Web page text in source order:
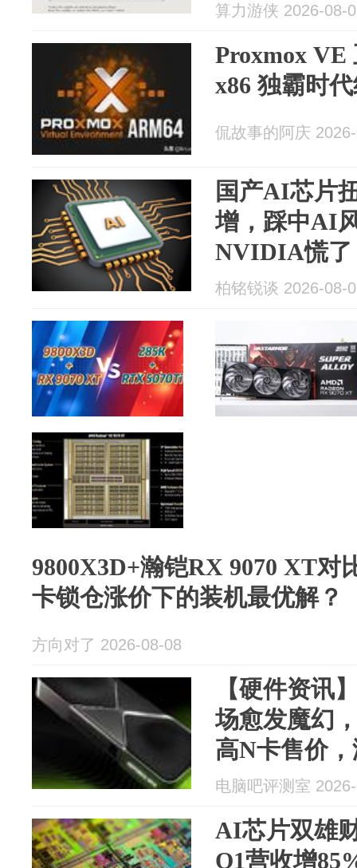
算力游侠 2026-08-
Proxmox VE
x86 独霸时
侃故事的阿庆
国产AI芯片
增，踩中AI
NVIDIA慌了
柏铭锐谈 2026-08-
9800X3D+瀚铠RX 9070 XT对
卡锁仓涨价下的装机最优解？
方向对了 2026-08-08
【硬件资讯
场愈发魔幻
高N卡售价
电脑吧评测室
AI芯片双雄
Q1营收增